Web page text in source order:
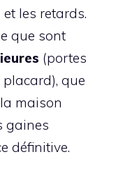
les retards.
que sont
(portes
que
maison
gaines
définitive.